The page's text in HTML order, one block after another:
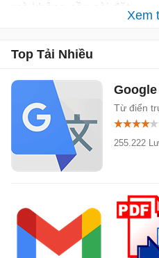
mà không cần cài đặt
Xem
Top Tải Nhiều
Từ điển
255.222